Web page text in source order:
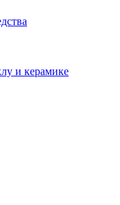
и керамике